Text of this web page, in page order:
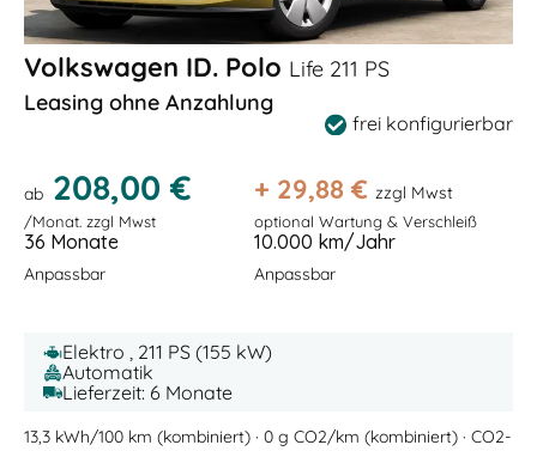
Volkswagen ID. Polo Life 211 PS
Leasing ohne Anzahlung
frei konfigurierbar
ab 208,00 €
/Monat. zzgl Mwst
+ 29,88 € zzgl Mwst
optional Wartung & Verschleiß
36 Monate
Anpassbar
10.000 km/Jahr
Anpassbar
Elektro , 211 PS (155 kW)
Automatik
Lieferzeit: 6 Monate
13,3 kWh/100 km (kombiniert) · 0 g CO2/km (kombiniert) · CO2-